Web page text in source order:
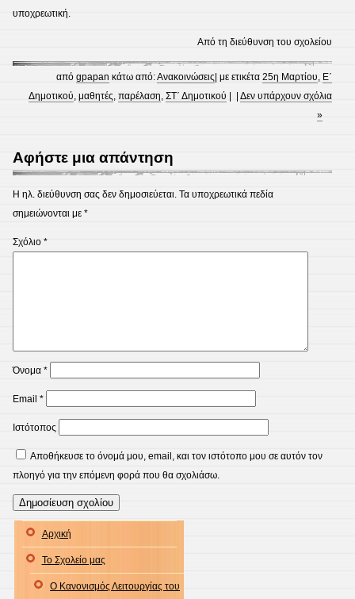
υποχρεωτική.
Από τη διεύθυνση του σχολείου
απόgpapan κάτω από:Ανακοινώσεις | με ετικέτα25η Μαρτίου, Ε΄
Δημοτικού,μαθητές,παρέλαση,ΣΤ΄ Δημοτικού | |Δεν υπάρχουν σχόλια
»
Αφήστε μια απάντηση
Η ηλ. διεύθυνση σας δεν δημοσιεύεται. Τα υποχρεωτικά πεδία
σημειώνονται με *
Σχόλιο *
Όνομα *
Email *
Ιστότοπος
Αποθήκευσε το όνομά μου, email, και τον ιστότοπο μου σε αυτόν τον
πλοηγό για την επόμενη φορά που θα σχολιάσω.
Αρχική
Το Σχολείο μας
Ο Κανονισμός Λειτουργίας του